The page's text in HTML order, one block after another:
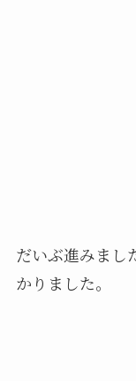
だいぶ進みまし
かりました。